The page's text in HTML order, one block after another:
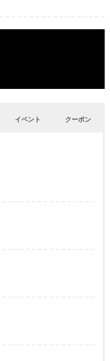
イベント クーポン